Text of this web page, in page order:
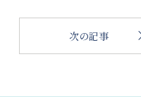
次の記事